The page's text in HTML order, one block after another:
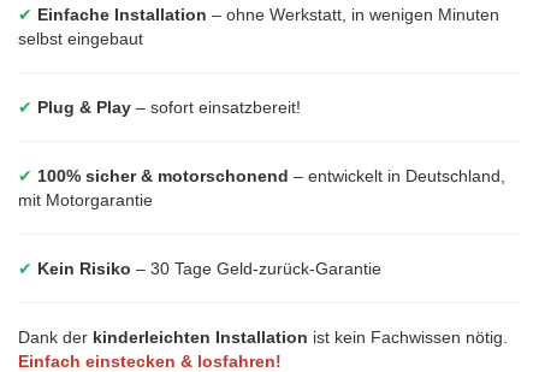
✔ Einfache Installation – ohne Werkstatt, in wenigen Minuten
selbst eingebaut
✔ Plug & Play – sofort einsatzbereit!
✔ 100% sicher & motorschonend – entwickelt in Deutschland,
mit Motorgarantie
✔ Kein Risiko – 30 Tage Geld-zurück-Garantie
Dank der kinderleichten Installation ist kein Fachwissen nötig.
Einfach einstecken & losfahren!